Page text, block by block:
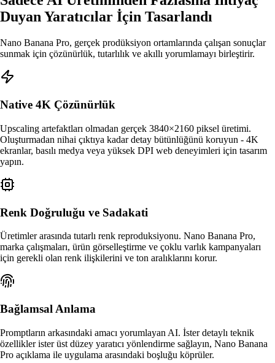
Duyan Yaratıcılar İçin Tasarlandı
Nano Banana Pro, gerçek prodüksiyon ortamlarında çalışan sonuçlar
sunmak için çözünürlük, tutarlılık ve akıllı yorumlamayı birleştirir.
Native 4K Çözünürlük
Upscaling artefaktları olmadan gerçek 3840×2160 piksel üretimi.
Oluşturmadan nihai çıktıya kadar detay bütünlüğünü koruyun - 4K
ekranlar, basılı medya veya yüksek DPI web deneyimleri için tasarım
yapın.
Renk Doğruluğu ve Sadakati
Üretimler arasında tutarlı renk reproduksiyonu. Nano Banana Pro,
marka çalışmaları, ürün görselleştirme ve çoklu varlık kampanyaları
için gerekli olan renk ilişkilerini ve ton aralıklarını korur.
Bağlamsal Anlama
Promptların arkasındaki amacı yorumlayan AI. İster detaylı teknik
özellikler ister üst düzey yaratıcı yönlendirme sağlayın, Nano Banana
Pro açıklama ile uygulama arasındaki boşluğu köprüler.